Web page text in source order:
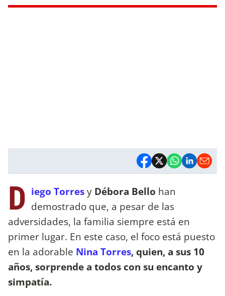
D iego Torresy Débora Bello han
demostrado que, a pesar de las
adversidades, la familia siempre está en
primer lugar. En este caso, el foco está puesto
en la adorable Nina Torres, quien, a sus 10
años, sorprende a todos con su encanto y
simpatía.